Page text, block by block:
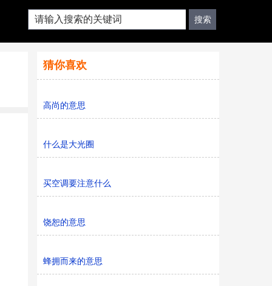
猜你喜欢
高尚的意思
什么是大光圈
买空调要注意什么
饶恕的意思
蜂拥而来的意思